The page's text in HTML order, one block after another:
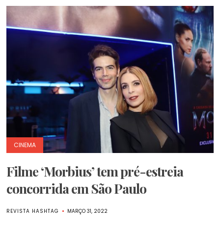
CINEMA
Filme ‘Morbius’ tem pré-estreia
concorrida em São Paulo
REVISTA HASHTAG MARÇO 31, 2022